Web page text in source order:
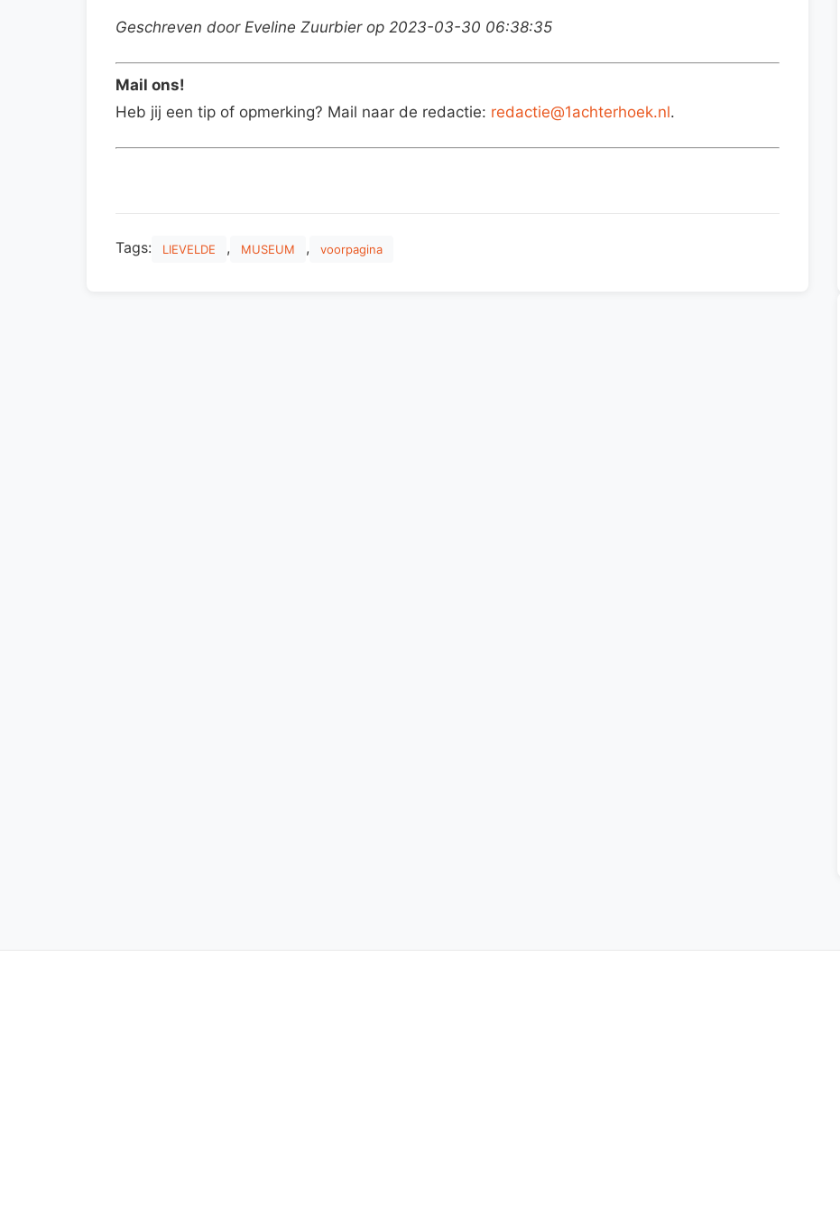
Geschreven door Eveline Zuurbier op 2023-03-30 06:38:35
Mail ons!
Heb jij een tip of opmerking? Mail naar de redactie: redactie@1achterhoek.nl.
Tags: LIEVELDE , MUSEUM , voorpagina